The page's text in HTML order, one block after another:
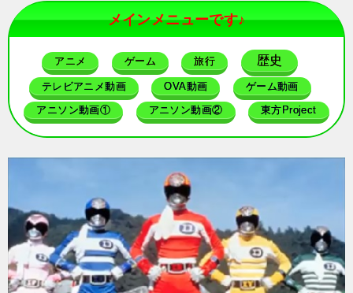
メインメニューです♪
アニメ ゲーム 旅行 歴史
テレビアニメ動画 OVA動画 ゲーム動画
アニソン動画① アニソン動画② 東方Project